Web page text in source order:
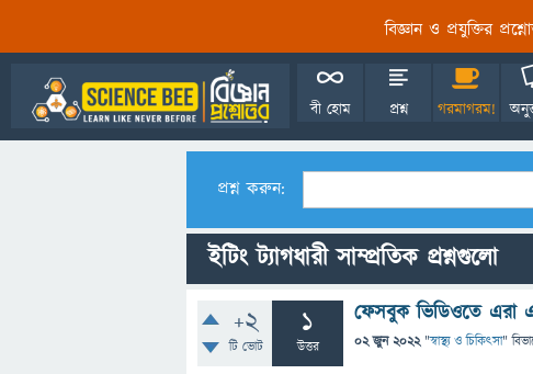
বিজ্ঞান ও প্রযুক্তির
বী হোম প্রশ্ন গরমাগরম!
প্রশ্ন করুন:
ইটিং ট্যাগধারী সাম্প্রতিক প্রশ্নগুলো
+2
টি ভোট
1
উত্তর
ফেসবুক ভিডিওতে এরা
02 জুন 2022 "স্বাস্থ্য ও চিকিৎসা"